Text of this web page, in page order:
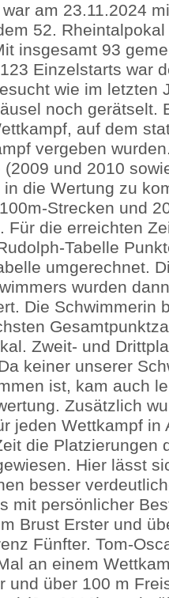
am 23.11.2024
52.
insgesamt 93
Einzelstarts war
wie im letzten
noch gerätselt.
auf dem
vergeben
und 2010
die Wertung zu
Strecken und
Für die erreichten
Tabelle
umgerechnet.
wurden
Die Schwimmerin
Zweit- und
keiner unserer
ist, kam auch
Zusätzlich
jeden Wettkampf in
die Platzierungen
Hier lässt
besser
mit persönlicher
Brust Erster und
Fünfter. Tom-
an einem
und über 100 m